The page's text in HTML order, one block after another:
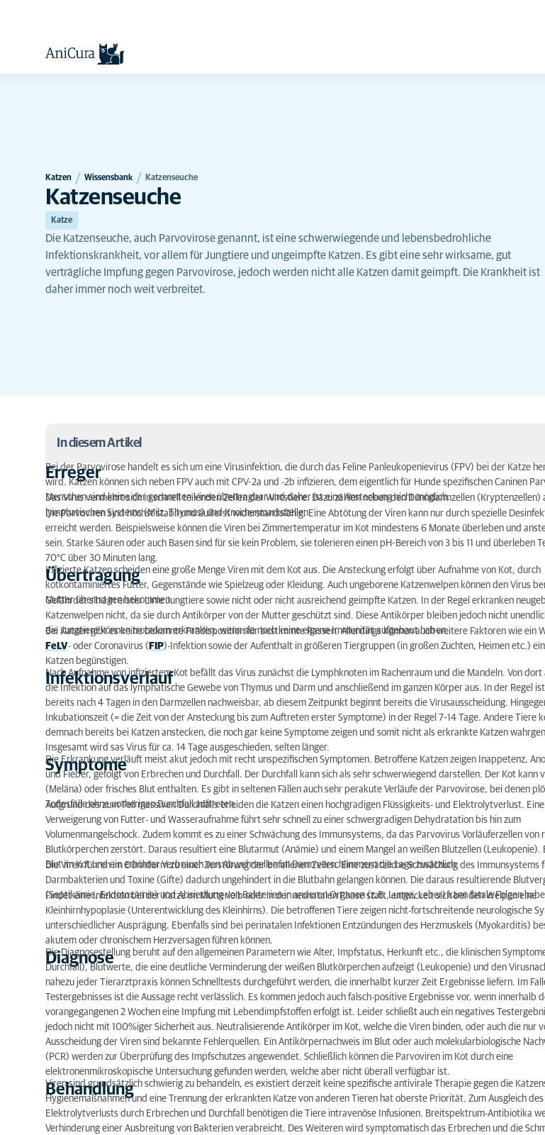
Katzen Wissensbank Katzenseuche
Katzenseuche
Katze
Die Katzenseuche, auch Parvovirose genannt, ist eine schwerwiegende und lebensbedrohliche
Infektionskrankheit, vor allem für Jungtiere und ungeimpfte Katzen. Es gibt eine sehr wirksame, gut
verträgliche Impfung gegen Parvovirose, jedoch werden nicht alle Katzen damit geimpft. Die Krankheit ist
daher immer noch weit verbreitet.
In diesem Artikel
Erreger
Übertragung
Infektionsverlauf
Symptome
Diagnose
Behandlung
Komplikationen
Prognose
Prophylaxe
Erreger
Bei der Parvovirose handelt es sich um eine Virusinfektion, die durch das Feline Panleukopenievirus (FPV) bei der Katze
wird. Katzen können sich neben FPV auch mit CPV-2a und -2b infizieren, dem eigentlich für Hunde spezifischen Caninen
Menschen sind keine der genannten Viren übertragbar und daher ist eine Ansteckung nicht möglich.
Das Virus vermehrt sich in schnell teilenden Zellen der Wirtstiere. Dazu zählen neben den Dünndarmzellen (Kryptenzellen)
lymphatischen Systems (Milz, Thymus) und Knochenmarkszellen.
Die Parvoviren sind höchst stabil und äußerst widerstandsfähig. Eine Abtötung der Viren kann nur durch spezielle
erreicht werden. Beispielsweise können die Viren bei Zimmertemperatur im Kot mindestens 6 Monate überleben und
sein. Starke Säuren oder auch Basen sind für sie kein Problem, sie tolerieren einen pH-Bereich von 3 bis 11 und überleben
70°C über 30 Minuten lang.
Übertragung
Infizierte Katzen scheiden eine große Menge Viren mit dem Kot aus. Die Ansteckung erfolgt über Aufnahme von Kot, durch
kotkontaminiertes Futter, Gegenstände wie Spielzeug oder Kleidung. Auch ungeborene Katzenwelpen können den Virus
Mutter übertragen bekommen.
Gefährdet sind in erster Linie Jungtiere sowie nicht oder nicht ausreichend geimpfte Katzen. In der Regel erkranken
Katzenwelpen nicht, da sie durch Antikörper von der Mutter geschützt sind. Diese Antikörper bleiben jedoch nicht
die Jungtiere können trotzdem erkranken, wenn sie noch keine eigene Immunität aufgebaut haben.
Bei Katzen gibt es keine bekannte Prädisposition für bestimmte Rassen. Allerdings können auch weitere Faktoren wie ein
FeLV- oder Coronavirus ( FIP)-Infektion sowie der Aufenthalt in größeren Tiergruppen (in großen Zuchten, Heimen etc.)
Katzen begünstigen.
Infektionsverlauf
Nach Aufnahme von infiziertem Kot befällt das Virus zunächst die Lymphknoten im Rachenraum und die Mandeln. Von
die Infektion auf das lymphatische Gewebe von Thymus und Darm und anschließend im ganzen Körper aus. In der Regel
bereits nach 4 Tagen in den Darmzellen nachweisbar, ab diesem Zeitpunkt beginnt bereits die Virusausscheidung.
Inkubationszeit (= die Zeit von der Ansteckung bis zum Auftreten erster Symptome) in der Regel 7-14 Tage. Andere Tiere
demnach bereits bei Katzen anstecken, die noch gar keine Symptome zeigen und somit nicht als erkrankte Katzen
Insgesamt wird sas Virus für ca. 14 Tage ausgeschieden, selten länger.
Symptome
Die Erkrankung verläuft meist akut jedoch mit recht unspezifischen Symptomen. Betroffene Katzen zeigen Inappetenz,
und Fieber, gefolgt von Erbrechen und Durchfall. Der Durchfall kann sich als sehr schwerwiegend darstellen. Der Kot kann
(Meläna) oder frisches Blut enthalten. Es gibt in seltenen Fällen auch sehr perakute Verläufe der Parvovirose, bei denen
Todesfälle ohne vorherigen Durchfall auftreten.
Aufgrund des zum Teil massiven Durchfalls erleiden die Katzen einen hochgradigen Flüssigkeits- und Elektrolytverlust.
Verweigerung von Futter- und Wasseraufnahme führt sehr schnell zu einer schwergradigen Dehydratation bis hin zum
Volumenmangelschock. Zudem kommt es zu einer Schwächung des Immunsystems, da das Parvovirus Vorläuferzellen von
Blutkörperchen zerstört. Daraus resultiert eine Blutarmut (Anämie) und einem Mangel an weißen Blutzellen (Leukopenie).
Blut im Kot und ein erhöhter Verbrauch von Abwehrzellen im Darm verschlimmern die Lage zusätzlich.
Die Viren führen im Dünndarm zu einer Zerstörung der befallenen Zellen. Eine zusätzliche Schwächung des Immunsystems
Darmbakterien und Toxine (Gifte) dadurch ungehindert in die Blutbahn gelangen können. Die daraus resultierende
(Septikämie, Endotoxämie) und Absiedlung von Bakterien in anderen Organen (z.B. Lunge, Leber) kann fatale Folgen
Findet eine Infektion bei der Katze im Mutterleib oder in der neonatalen Phase statt, entwickelt sich bei den Welpen eine
Kleinhirnhypoplasie (Unterentwicklung des Kleinhirns). Die betroffenen Tiere zeigen nicht-fortschreitende neurologische
unterschiedlicher Ausprägung. Ebenfalls sind bei perinatalen Infektionen Entzündungen des Herzmuskels (Myokarditis)
akutem oder chronischem Herzversagen führen können.
Diagnose
Die Diagnosestellung beruht auf den allgemeinen Parametern wie Alter, Impfstatus, Herkunft etc., die klinischen
Durchfall), Blutwerte, die eine deutliche Verminderung der weißen Blutkörperchen aufzeigt (Leukopenie) und den
nahezu jeder Tierarztpraxis können Schnelltests durchgeführt werden, die innerhalbt kurzer Zeit Ergebnisse liefern. Im
Testergebnisses ist die Aussage recht verlässlich. Es kommen jedoch auch falsch-positive Ergebnisse vor, wenn innerhalb
vorangegangenen 2 Wochen eine Impfung mit Lebendimpfstoffen erfolgt ist. Leider schließt auch ein negatives
jedoch nicht mit 100%iger Sicherheit aus. Neutralisierende Antikörper im Kot, welche die Viren binden, oder auch die nur
Ausscheidung der Viren sind bekannte Fehlerquellen. Ein Antikörpernachweis im Blut oder auch molekularbiologische
(PCR) werden zur Überprüfung des Impfschutzes angewendet. Schließlich können die Parvoviren im Kot durch eine
elektronenmikroskopische Untersuchung gefunden werden, welche aber nicht überall verfügbar ist.
Behandlung
Viren sind grundsätzlich schwierig zu behandeln, es existiert derzeit keine spezifische antivirale Therapie gegen die
Hygienemaßnahmen und eine Trennung der erkrankten Katze von anderen Tieren hat oberste Priorität. Zum Ausgleich des
Elektrolytverlusts durch Erbrechen und Durchfall benötigen die Tiere intravenöse Infusionen. Breitspektrum-Antibiotika
Verhinderung einer Ausbreitung von Bakterien verabreicht. Des Weiteren wird symptomatisch das Erbrechen und die